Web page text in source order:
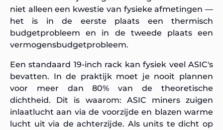
niet alleen een kwestie van fysieke afmetingen —
het is in de eerste plaats een thermisch
budgetprobleem en in de tweede plaats een
vermogensbudgetprobleem.
Een standaard 19-inch rack kan fysiek veel ASIC's
bevatten. In de praktijk moet je nooit plannen
voor meer dan 80% van de theoretische
dichtheid. Dit is waarom: ASIC miners zuigen
inlaatlucht aan via de voorzijde en blazen warme
lucht uit via de achterzijde. Als units te dicht op